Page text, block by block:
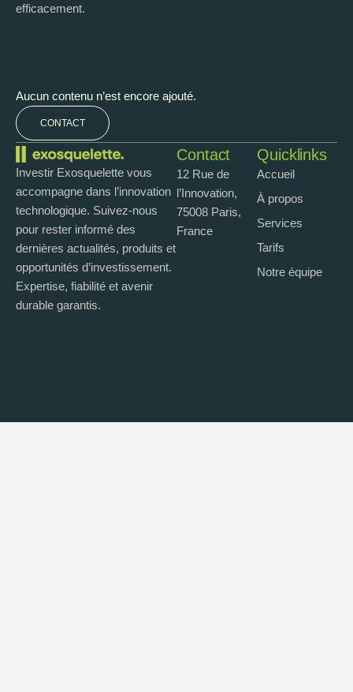
efficacement.
Aucun contenu n’est encore ajouté.
CONTACT
Investir Exosquelette vous
accompagne dans l’innovation
technologique. Suivez-nous
pour rester informé des
dernières actualités, produits et
opportunités d’investissement.
Expertise, fiabilité et avenir
durable garantis.
Contact
12 Rue de
l’Innovation,
75008 Paris,
France
Quicklinks
Accueil
À propos
Services
Tarifs
Notre équipe